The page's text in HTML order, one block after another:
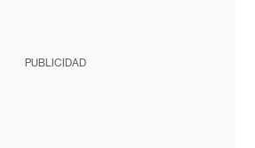
PUBLICIDAD